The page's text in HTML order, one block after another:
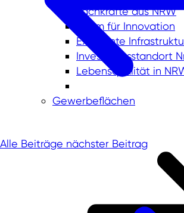
Fachkräfte aus NRW
Raum für Innovation
Exzellente
Investitionsstandort
Lebensqualität in
Gewerbeflächen
Alle Beiträge nächster Beitrag